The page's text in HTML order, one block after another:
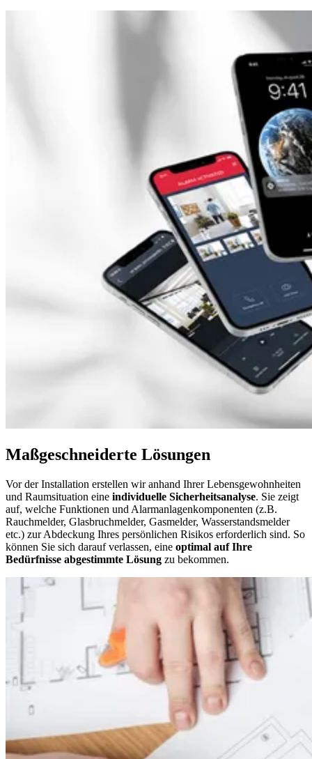
Maßgeschneiderte Lösungen
Vor der Installation erstellen wir anhand Ihrer Lebensgewohnheiten
und Raumsituation eine individuelle Sicherheitsanalyse. Sie zeigt
auf, welche Funktionen und Alarmanlagenkomponenten (z.B.
Rauchmelder, Glasbruchmelder, Gasmelder, Wasserstandsmelder
etc.) zur Abdeckung Ihres persönlichen Risikos erforderlich sind. So
können Sie sich darauf verlassen, eine optimal auf Ihre
Bedürfnisse abgestimmte Lösung zu bekommen.